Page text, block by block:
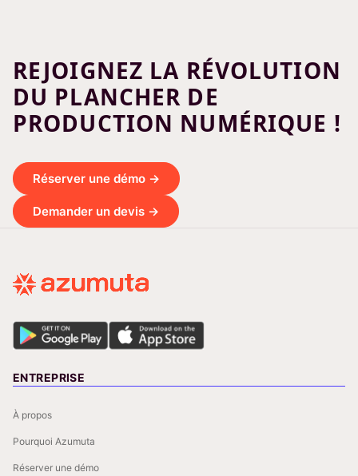
REJOIGNEZ LA RÉVOLUTION
DU PLANCHER DE
PRODUCTION NUMÉRIQUE !
Réserver une démo →
Demander un devis →
ENTREPRISE
À propos
Pourquoi Azumuta
Réserver une démo